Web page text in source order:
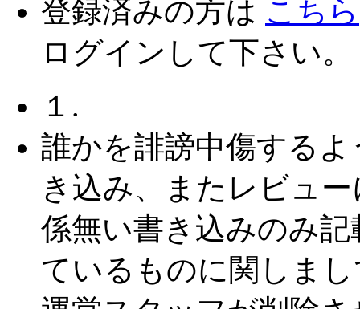
登録済みの方は こちら
ログインして下さい。
１.
誰かを誹謗中傷するよ
き込み、またレビュー
係無い書き込みのみ記
ているものに関しま